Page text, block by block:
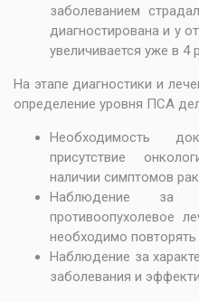
заболеванием
диагностирована и у
увеличивается уже в 4
На этапе диагностики и
определение уровня ПСА
Необходимость
присутствие
наличии симптомов
Наблюдение за
противоопухолевое
необходимо
Наблюдение за
заболевания и